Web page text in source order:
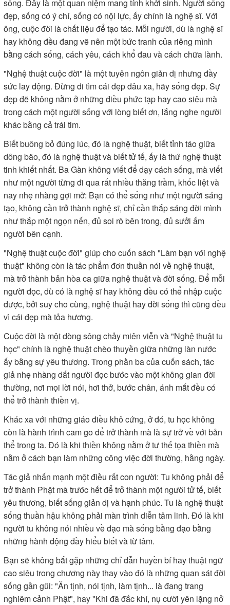
sống. Đây là một quan niệm mang tính khởi sinh. Người sống
đẹp, sống có ý chí, sống có nội lực, ấy chính là nghệ sĩ. Với
ông, cuộc đời là chất liệu để tạo tác. Mỗi người, dù là nghệ sĩ
hay không đều đang vẽ nên một bức tranh của riêng mình
bằng cách sống, cách yêu, cách khổ đau và cách chữa lành.
"Nghệ thuật cuộc đời" là một tuyên ngôn giản dị nhưng đầy
sức lay động. Đừng đi tìm cái đẹp đâu xa, hãy sống đẹp. Sự
đẹp đẽ không nằm ở những điều phức tạp hay cao siêu mà
trong cách một người sống với lòng biết ơn, lắng nghe người
khác bằng cả trái tim.
Biết buông bỏ đúng lúc, đó là nghệ thuật, biết tỉnh táo giữa
dông bão, đó là nghệ thuật và biết tử tế, ấy là thứ nghệ thuật
tinh khiết nhất. Ba Gàn không viết để dạy cách sống, mà viết
như một người từng đi qua rất nhiều thăng trầm, khốc liệt và
nay nhẹ nhàng gợi mở: Bạn có thể sống như một người sáng
tạo, không cần trở thành nghệ sĩ, chỉ cần thắp sáng đời mình
như thắp một ngọn nến, đủ soi rõ bên trong, đủ sưởi ấm
người bên cạnh.
"Nghệ thuật cuộc đời" giúp cho cuốn sách "Làm bạn với nghệ
thuật" không còn là tác phẩm đơn thuần nói về nghệ thuật,
mà trở thành bản hòa ca giữa nghệ thuật và đời sống. Để mỗi
người đọc, dù có là nghệ sĩ hay không đều có thể nhập cuộc
được, bởi suy cho cùng, nghệ thuật hay đời sống thì cũng đều
vì cái đẹp mà tỏa hương.
Cuộc đời là một dòng sông chảy miên viễn và "Nghệ thuật tu
học" chính là nghệ thuật chèo thuyền giữa những làn nước
ấy bằng sự yêu thương. Trong phần ba của cuốn sách, tác
giả nhẹ nhàng dắt người đọc bước vào một không gian đời
thường, nơi mọi lời nói, hơi thở, bước chân, ánh mắt đều có
thể trở thành thiền vị.
Khác xa với những giáo điều khô cứng, ở đó, tu học không
còn là hành trình cam go để trở thành mà là sự trở về với bản
thể trong ta. Đó là khi thiền không nằm ở tư thế tọa thiền mà
nằm ở cách bạn làm những công việc đời thường, hằng ngày.
Tác giả nhấn mạnh một điều rất con người: Tu không phải để
trở thành Phật mà trước hết để trở thành một người tử tế, biết
yêu thương, biết sống giản dị và hạnh phúc. Tu là nghệ thuật
sống thuần hậu không phải màn trình diễn tâm linh. Đó là khi
người tu không nói nhiều về đạo mà sống bằng đạo bằng
những hành động đầy hiểu biết và từ tâm.
Bạn sẽ không bắt gặp những chỉ dẫn huyền bí hay thuật ngữ
cao siêu trong chương này thay vào đó là những quan sát đời
sống gần gũi: "Ăn tịnh, nói tịnh, làm tịnh... là đang trang
nghiêm cảnh Phật", hay "Khi đã đắc khí, nụ cười yên lặng nở